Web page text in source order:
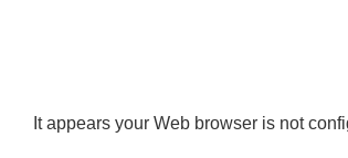
It appears your Web browser is not